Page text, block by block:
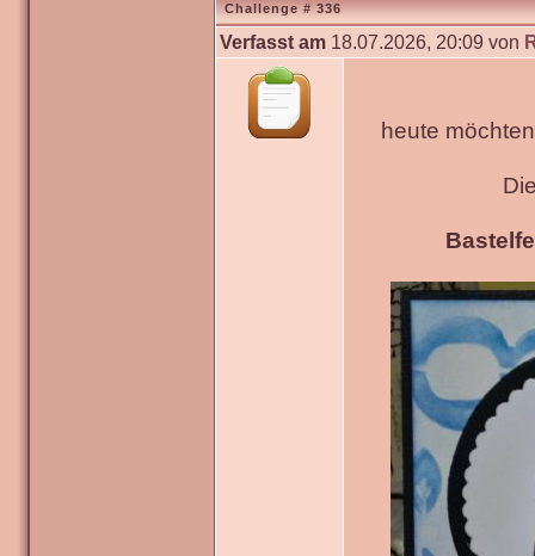
Challenge # 336
Verfasst am 18.07.2026, 20:09 von
heute